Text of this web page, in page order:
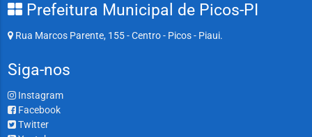
Prefeitura Municipal de Picos-PI
Rua Marcos Parente, 155 - Centro - Picos - Piaui.
Siga-nos
Instagram
Facebook
Twitter